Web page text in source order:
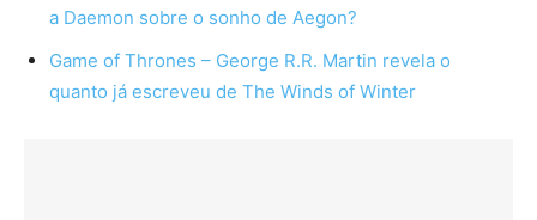
a Daemon sobre o sonho de Aegon?
Game of Thrones – George R.R. Martin revela o
quanto já escreveu de The Winds of Winter